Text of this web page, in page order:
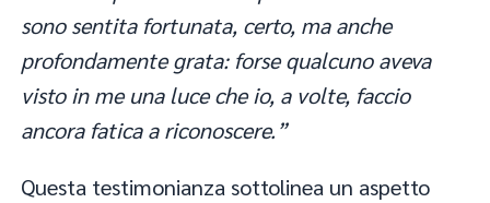
sono sentita fortunata, certo, ma anche
profondamente grata: forse qualcuno aveva
visto in me una luce che io, a volte, faccio
ancora fatica a riconoscere.”
Questa testimonianza sottolinea un aspetto